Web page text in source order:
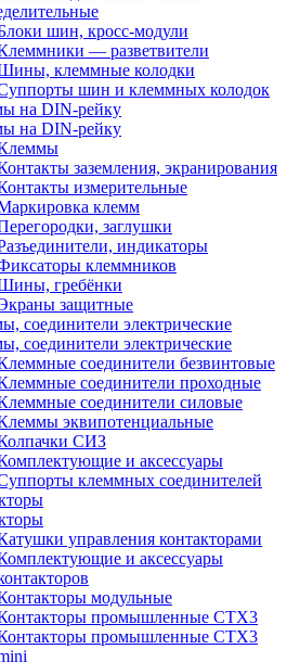
шин, кросс-модули
— разветвители
клеммные колодки
шин и клеммных колодок
на DIN-рейку
на DIN-рейку
заземления, экранирования
измерительные
клемм
заглушки
индикаторы
клеммников
гребёнки
защитные
соединители электрические
соединители электрические
соединители безвинтовые
соединители проходные
соединители силовые
эквипотенциальные
СИЗ
и аксессуары
клеммных соединителей
управления контакторами
и аксессуары
модульные
промышленные CTX3
промышленные CTX3